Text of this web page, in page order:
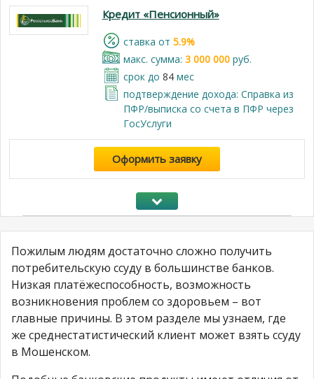
Кредит «Пенсионный»
cтавка от 5.9%
макс. сумма: 3 000 000руб.
срок до 84мес
подтверждение дохода: Справка из
ПФР/выписка со счета в ПФР через
ГосУслуги
Оформить заявку
Пожилым людям достаточно сложно получить
потребительскую ссуду в большинстве банков.
Низкая платёжеспособность, возможность
возникновения проблем со здоровьем – вот
главные причины. В этом разделе мы узнаем, где
же среднестатистический клиент может взять ссуду
в Мошенском.